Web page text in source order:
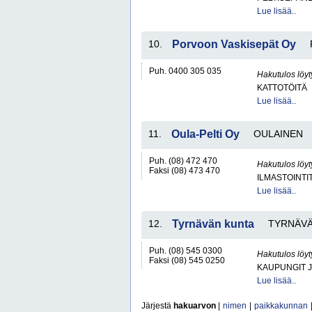
Lue lisää..
10. Porvoon Vaskisepät Oy
Puh. 0400 305 035
Hakutulos
KATTOTÖITÄ
Lue lisää..
11. Oula-Pelti Oy OULAINEN
Puh. (08) 472 470
Faksi (08) 473 470
Hakutulos
Lue lisää..
12. Tyrnävän kunta
Puh. (08) 545 0300
Faksi (08) 545 0250
Hakutulos
KAUPUNGIT
Lue lisää..
Järjestä hakuarvon nimen paikkakunnan